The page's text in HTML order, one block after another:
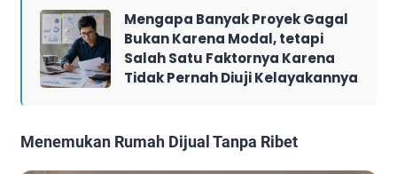
Mengapa Banyak Proyek Gagal
Bukan Karena Modal, tetapi
Salah Satu Faktornya Karena
Tidak Pernah Diuji Kelayakannya
Menemukan Rumah Dijual Tanpa Ribet